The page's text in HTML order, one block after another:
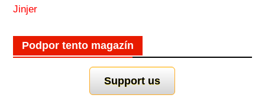
Jinjer
Podpor tento magazín
Support us